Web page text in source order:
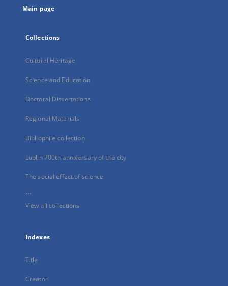
Main page
Collections
Cultural Heritage
Science and Education
Doctoral Dissertations
Regional Materials
Bibliophile collection
Lublin 700th anniversary of the city
The social effect of science
...
View all collections
Indexes
Title
Creator